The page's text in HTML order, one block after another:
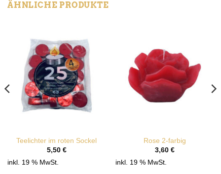
ÄHNLICHE PRODUKTE
Teelichter im roten Sockel
5,50 €
inkl. 19 % MwSt.
Rose 2-farbig
3,60 €
inkl. 19 % MwSt.